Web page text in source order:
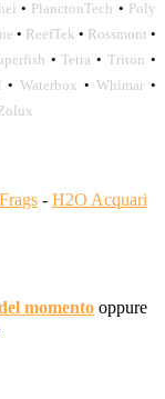
• PlanctonTech • Poly
• ReefTek • Rossmont •
•Tetra •Triton •
• Waterbox • Whimar •
- H2O Acquari
momento oppure